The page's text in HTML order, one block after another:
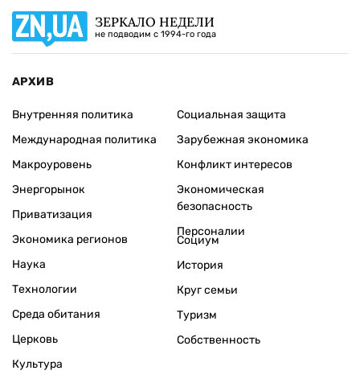
ЗЕРКАЛО НЕДЕЛИ
не подводим с 1994-го года
АРХИВ
Внутренняя политика
Международная политика
Макроуровень
Энергорынок
Приватизация
Экономика регионов
Социальная защита
Зарубежная экономика
Конфликт интересов
Экономическая
безопасность
Персоналии
Наука
Технологии
Среда обитания
Церковь
Культура
Социум
История
Круг семьи
Туризм
Собственность